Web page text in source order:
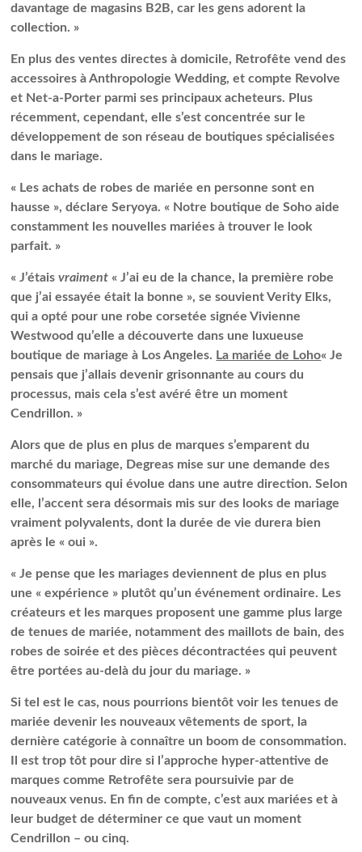
davantage de magasins B2B, car les gens adorent la
collection. »
En plus des ventes directes à domicile, Retrofête vend des
accessoires à Anthropologie Wedding, et compte Revolve
et Net-a-Porter parmi ses principaux acheteurs. Plus
récemment, cependant, elle s’est concentrée sur le
développement de son réseau de boutiques spécialisées
dans le mariage.
« Les achats de robes de mariée en personne sont en
hausse », déclare Seryoya. « Notre boutique de Soho aide
constamment les nouvelles mariées à trouver le look
parfait. »
« J’étaisvraiment « J’ai eu de la chance, la première robe
que j’ai essayée était la bonne », se souvient Verity Elks,
qui a opté pour une robe corsetée signée Vivienne
Westwood qu’elle a découverte dans une luxueuse
boutique de mariage à Los Angeles. La mariée de Loho« Je
pensais que j’allais devenir grisonnante au cours du
processus, mais cela s’est avéré être un moment
Cendrillon. »
Alors que de plus en plus de marques s’emparent du
marché du mariage, Degreas mise sur une demande des
consommateurs qui évolue dans une autre direction. Selon
elle, l’accent sera désormais mis sur des looks de mariage
vraiment polyvalents, dont la durée de vie durera bien
après le « oui ».
« Je pense que les mariages deviennent de plus en plus
une « expérience » plutôt qu’un événement ordinaire. Les
créateurs et les marques proposent une gamme plus large
de tenues de mariée, notamment des maillots de bain, des
robes de soirée et des pièces décontractées qui peuvent
être portées au-delà du jour du mariage. »
Si tel est le cas, nous pourrions bientôt voir les tenues de
mariée devenir les nouveaux vêtements de sport, la
dernière catégorie à connaître un boom de consommation.
Il est trop tôt pour dire si l’approche hyper-attentive de
marques comme Retrofête sera poursuivie par de
nouveaux venus. En fin de compte, c’est aux mariées et à
leur budget de déterminer ce que vaut un moment
Cendrillon – ou cinq.